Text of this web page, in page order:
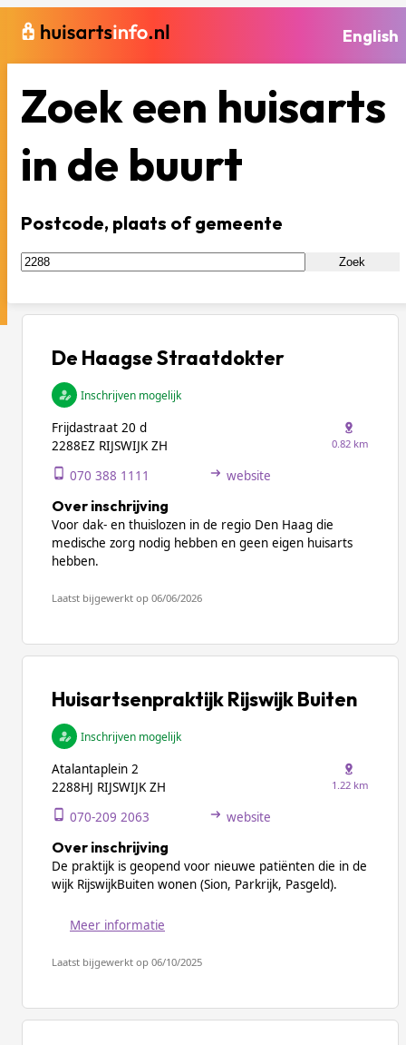
English
Zoek een huisarts
in de buurt
Postcode, plaats of gemeente
Zoek
De Haagse Straatdokter
Inschrijven mogelijk
Frijdastraat 20 d
2288EZ RIJSWIJK ZH
0.82 km
070 388 1111 website
Over inschrijving
Voor dak- en thuislozen in de regio Den Haag die
medische zorg nodig hebben en geen eigen huisarts
hebben.
Laatst bijgewerkt op 06/06/2026
Huisartsenpraktijk Rijswijk Buiten
Inschrijven mogelijk
Atalantaplein 2
2288HJ RIJSWIJK ZH
1.22 km
070-209 2063 website
Over inschrijving
De praktijk is geopend voor nieuwe patiënten die in de
wijk RijswijkBuiten wonen (Sion, Parkrijk, Pasgeld).
Meer informatie
Laatst bijgewerkt op 06/10/2025